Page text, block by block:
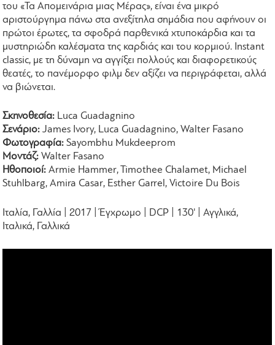
του «Τα Απομεινάρια μιας Μέρας», είναι ένα μικρό
αριστούργημα πάνω στα ανεξίτηλα σημάδια που αφήνουν οι
πρώτοι έρωτες, τα σφοδρά παρθενικά χτυποκάρδια και τα
μυστηριώδη καλέσματα της καρδιάς και του κορμιού. Instant
classic, με τη δύναμη να αγγίξει πολλούς και διαφορετικούς
θεατές, το πανέμορφο φιλμ δεν αξίζει να περιγράφεται, αλλά
να βιώνεται.
Σκηνοθεσία: Luca Guadagnino
Σενάριο: James Ivory, Luca Guadagnino, Walter Fasano
Φωτογραφία: Sayombhu Mukdeeprom
Μοντάζ: Walter Fasano
Ηθοποιοί: Armie Hammer, Timothee Chalamet, Michael
Stuhlbarg, Amira Casar, Esther Garrel, Victoire Du Bois
Ιταλία, Γαλλία | 2017 | Έγχρωμο | DCP | 130' | Αγγλικά,
Ιταλικά, Γαλλικά